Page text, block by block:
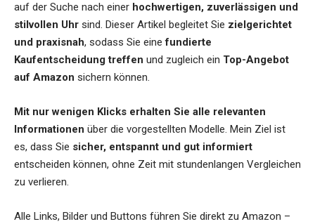
auf der Suche nach einer hochwertigen, zuverlässigen und
stilvollen Uhr sind. Dieser Artikel begleitet Sie zielgerichtet
und praxisnah, sodass Sie einefundierte
Kaufentscheidung treffen und zugleich ein Top-Angebot
auf Amazon sichern können.
Mit nur wenigen Klicks erhalten Sie alle relevanten
Informationen über die vorgestellten Modelle. Mein Ziel ist
es, dass Sie sicher, entspannt und gut informiert
entscheiden können, ohne Zeit mit stundenlangen Vergleichen
zu verlieren.
Alle Links, Bilder und Buttons führen Sie direkt zu Amazon –